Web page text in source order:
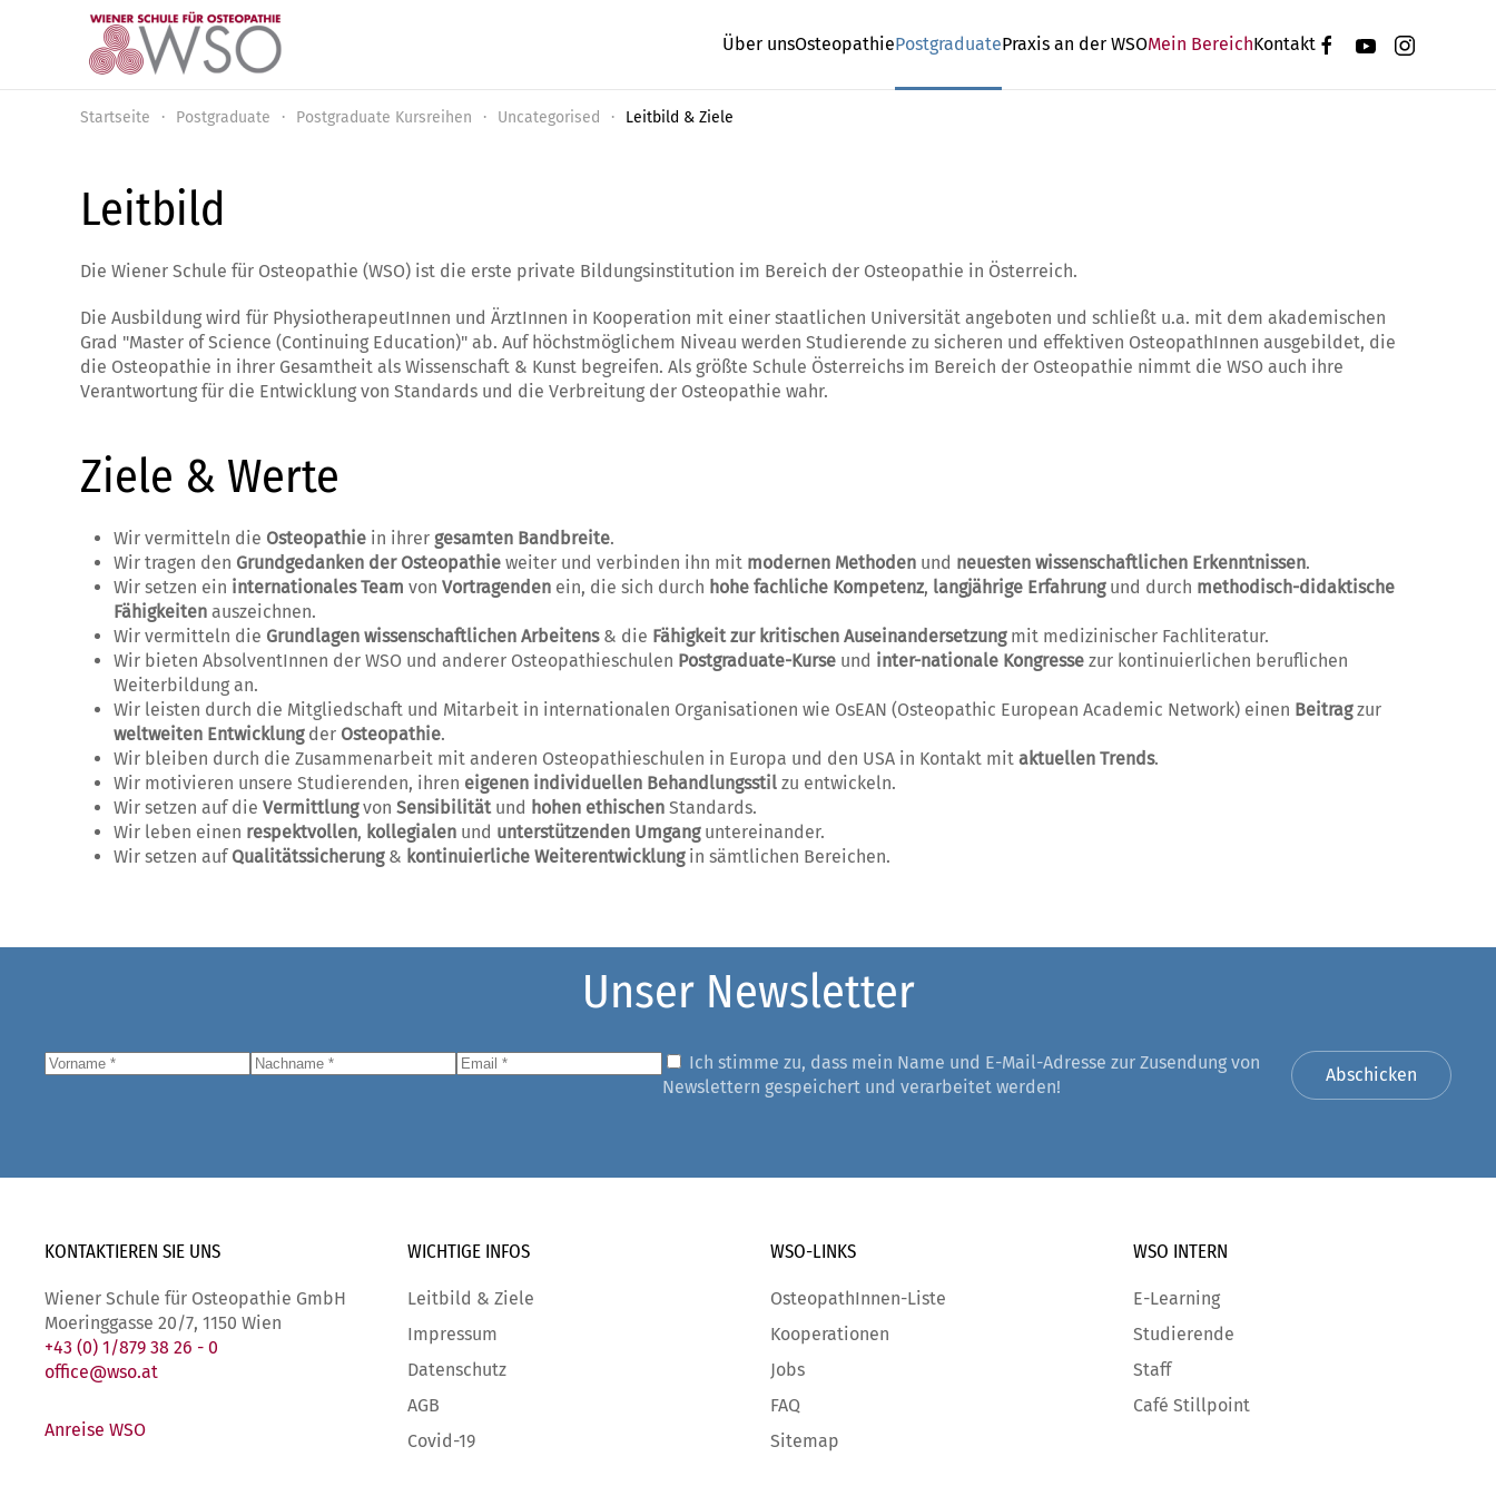
Zum Hauptinhalt springen
Über unsOsteopathiePostgraduatePraxis an der WSOMein BereichKontakt
Startseite Postgraduate Postgraduate Kursreihen Uncategorised Leitbild & Ziele
Leitbild
Die Wiener Schule für Osteopathie (WSO) ist die erste private Bildungsinstitution im Bereich der Osteopathie in Österreich.
Die Ausbildung wird für PhysiotherapeutInnen und ÄrztInnen in Kooperation mit einer staatlichen Universität angeboten und schließt u.a. mit dem akademischen
Grad "Master of Science (Continuing Education)" ab. Auf höchstmöglichem Niveau werden Studierende zu sicheren und effektiven OsteopathInnen ausgebildet, die
die Osteopathie in ihrer Gesamtheit als Wissenschaft & Kunst begreifen. Als größte Schule Österreichs im Bereich der Osteopathie nimmt die WSO auch ihre
Verantwortung für die Entwicklung von Standards und die Verbreitung der Osteopathie wahr.
Ziele & Werte
Wir vermitteln die Osteopathie in ihrer gesamten Bandbreite.
Wir tragen den Grundgedanken der Osteopathie weiter und verbinden ihn mit modernen Methoden und neuesten wissenschaftlichen Erkenntnissen.
Wir setzen ein internationales Team von Vortragenden ein, die sich durch hohe fachliche Kompetenz, langjährige Erfahrungund durch methodisch-didaktische
Fähigkeiten auszeichnen.
Wir vermitteln die Grundlagen wissenschaftlichen Arbeitens& die Fähigkeit zur kritischen Auseinandersetzungmit medizinischer Fachliteratur.
Wir bieten AbsolventInnen der WSO und anderer Osteopathieschulen Postgraduate-Kurse und inter-nationale Kongresse zur kontinuierlichen beruflichen
Weiterbildung an.
Wir leisten durch die Mitgliedschaft und Mitarbeit in internationalen Organisationen wie OsEAN (Osteopathic European Academic Network) einen Beitragzur
weltweiten Entwicklung der Osteopathie.
Wir bleiben durch die Zusammenarbeit mit anderen Osteopathieschulen in Europa und den USA in Kontakt mit aktuellen Trends.
Wir motivieren unsere Studierenden, ihren eigenen individuellen Behandlungsstil zu entwickeln.
Wir setzen auf die Vermittlungvon Sensibilitätund hohen ethischen Standards.
Wir leben einen respektvollen, kollegialen und unterstützenden Umganguntereinander.
Wir setzen auf Qualitätssicherung& kontinuierliche Weiterentwicklungin sämtlichen Bereichen.
Unser Newsletter
Ich stimme zu, dass mein Name und E-Mail-Adresse zur Zusendung von
Newslettern gespeichert und verarbeitet werden!
Abschicken
KONTAKTIEREN SIE UNS
Wiener Schule für Osteopathie GmbH
Moeringgasse 20/7, 1150 Wien
+43 (0) 1/879 38 26 - 0
office@wso.at
Anreise WSO
WICHTIGE INFOS
Leitbild & Ziele
Impressum
Datenschutz
AGB
Covid-19
WSO-LINKS
OsteopathInnen-Liste
Kooperationen
Jobs
FAQ
Sitemap
WSO INTERN
E-Learning
Studierende
Staff
Café Stillpoint